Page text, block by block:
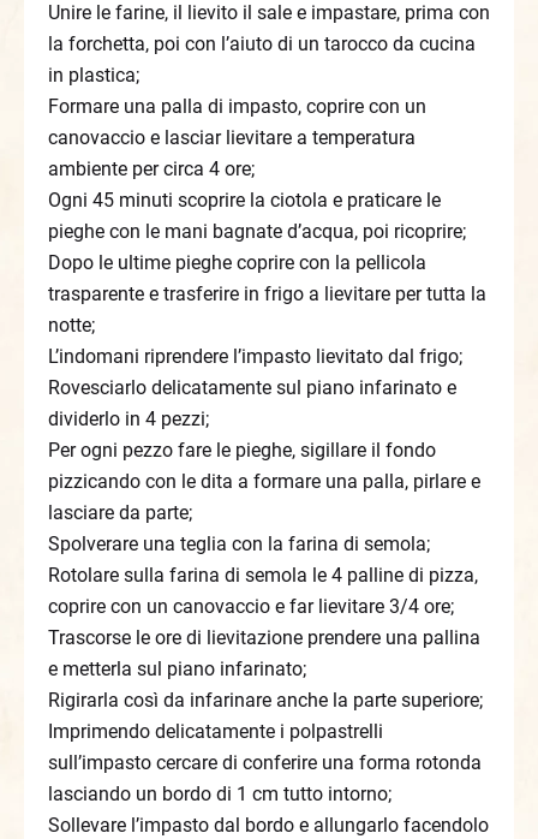
Unire le farine, il lievito il sale e impastare, prima con
la forchetta, poi con l’aiuto di un tarocco da cucina
in plastica;
Formare una palla di impasto, coprire con un
canovaccio e lasciar lievitare a temperatura
ambiente per circa 4 ore;
Ogni 45 minuti scoprire la ciotola e praticare le
pieghe con le mani bagnate d’acqua, poi ricoprire;
Dopo le ultime pieghe coprire con la pellicola
trasparente e trasferire in frigo a lievitare per tutta la
notte;
L’indomani riprendere l’impasto lievitato dal frigo;
Rovesciarlo delicatamente sul piano infarinato e
dividerlo in 4 pezzi;
Per ogni pezzo fare le pieghe, sigillare il fondo
pizzicando con le dita a formare una palla, pirlare e
lasciare da parte;
Spolverare una teglia con la farina di semola;
Rotolare sulla farina di semola le 4 palline di pizza,
coprire con un canovaccio e far lievitare 3/4 ore;
Trascorse le ore di lievitazione prendere una pallina
e metterla sul piano infarinato;
Rigirarla così da infarinare anche la parte superiore;
Imprimendo delicatamente i polpastrelli
sull’impasto cercare di conferire una forma rotonda
lasciando un bordo di 1 cm tutto intorno;
Sollevare l’impasto dal bordo e allungarlo facendolo